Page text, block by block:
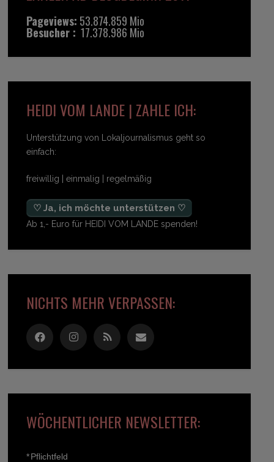
Pageviews: 53.874.859 Mio
Besucher : 17.378.986 Mio
HEIDI VOM LANDE | ZAHLE ICH:
Unterstützung von Lokaljournalismus geht so
einfach:
freiwillig | einmalig | regelmäßig
♡ Ja, ich möchte unterstützen ♡
Ab 1,- Euro für HEIDI VOM LANDE spenden!
NICHTS MEHR VERPASSEN:
WÖCHENTLICHER NEWSLETTER:
*Pflichtfeld